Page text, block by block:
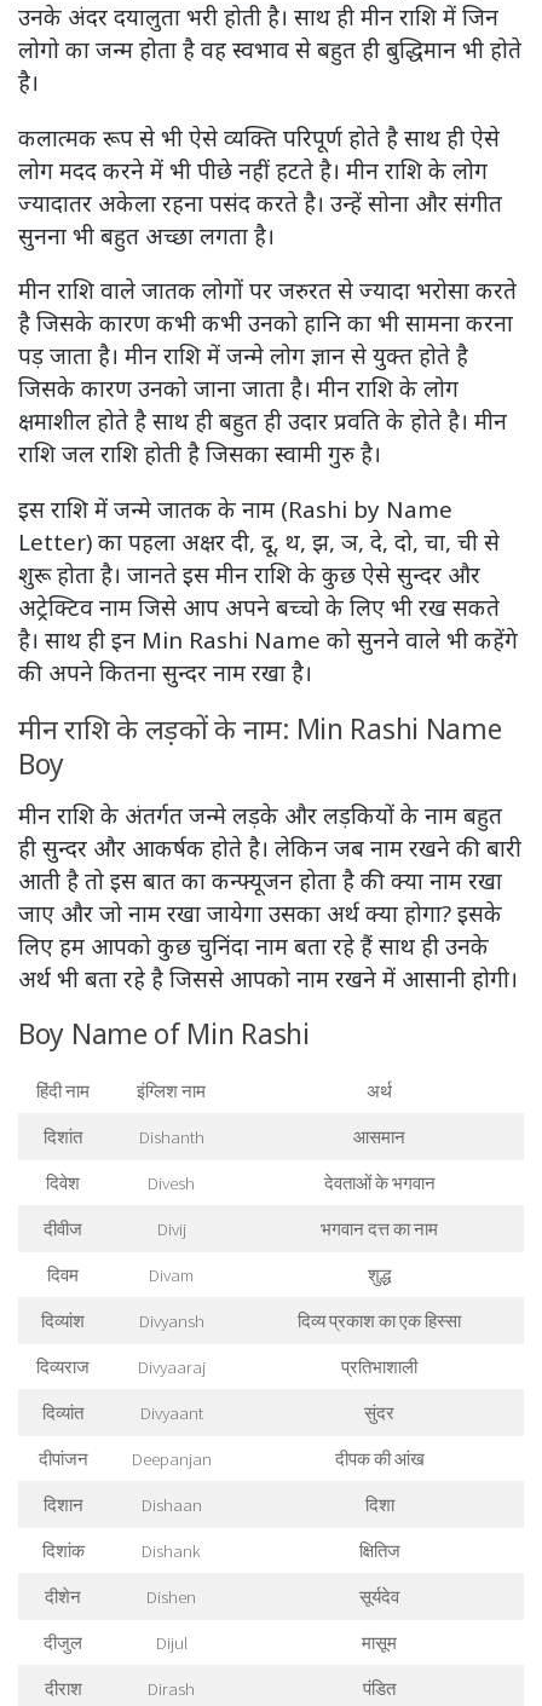
उनके अंदर दयालुता भरी होती है। साथ ही मीन राशि में जिन
लोगो का जन्म होता है वह स्वभाव से बहुत ही बुद्धिमान भी होते
है।
कलात्मक रूप से भी ऐसे व्यक्ति परिपूर्ण होते है साथ ही ऐसे
लोग मदद करने में भी पीछे नहीं हटते है। मीन राशि के लोग
ज्यादातर अकेला रहना पसंद करते है। उन्हें सोना और संगीत
सुनना भी बहुत अच्छा लगता है।
मीन राशि वाले जातक लोगों पर जरुरत से ज्यादा भरोसा करते
है जिसके कारण कभी कभी उनको हानि का भी सामना करना
पड़ जाता है। मीन राशि में जन्मे लोग ज्ञान से युक्त होते है
जिसके कारण उनको जाना जाता है। मीन राशि के लोग
क्षमाशील होते है साथ ही बहुत ही उदार प्रवति के होते है। मीन
राशि जल राशि होती है जिसका स्वामी गुरु है।
इस राशि में जन्मे जातक के नाम (Rashi by Name
Letter) का पहला अक्षर दी, दू, थ, झ, ञ, दे, दो, चा, ची से
शुरू होता है। जानते इस मीन राशि के कुछ ऐसे सुन्दर और
अट्रेक्टिव नाम जिसे आप अपने बच्चो के लिए भी रख सकते
है। साथ ही इन Min Rashi Name को सुनने वाले भी कहेंगे
की अपने कितना सुन्दर नाम रखा है।
मीन राशि के लड़कों के नाम: Min Rashi Name
Boy
मीन राशि के अंतर्गत जन्मे लड़के और लड़कियों के नाम बहुत
ही सुन्दर और आकर्षक होते है। लेकिन जब नाम रखने की बारी
आती है तो इस बात का कन्फ्यूजन होता है की क्या नाम रखा
जाए और जो नाम रखा जायेगा उसका अर्थ क्या होगा? इसके
लिए हम आपको कुछ चुनिंदा नाम बता रहे हैं साथ ही उनके
अर्थ भी बता रहे है जिससे आपको नाम रखने में आसानी होगी।
Boy Name of Min Rashi
हिंदी नाम इंग्लिश नाम
अर्थ
दिशांत
Dishanth
आसमान
दिवेश
Divesh
देवताओं के भगवान
दीवीज
Divij
भगवान दत्त का नाम
दिवम
Divam
शुद्ध
दिव्यांश
Divyansh
दिव्य प्रकाश का एक हिस्सा
दिव्यराज
Divyaaraj
प्रतिभाशाली
दिव्यांत
Divyaant
सुंदर
दीपांजन
Deepanjan
दीपक की आंख
दिशान
Dishaan
दिशा
दिशांक
Dishank
क्षितिज
दीशेन
Dishen
सूर्यदेव
दीजुल
Dijul
मासूम
दीराश
Dirash पंडित